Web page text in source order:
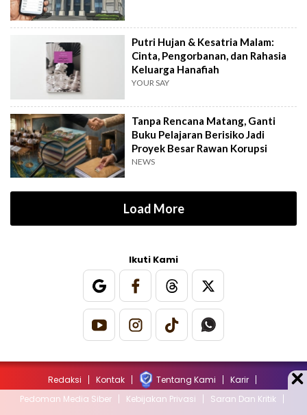
Putri Hujan & Kesatria Malam:
Cinta, Pengorbanan, dan Rahasia
Keluarga Hanafiah
YOUR SAY
Tanpa Rencana Matang, Ganti
Buku Pelajaran Berisiko Jadi
Proyek Besar Rawan Korupsi
NEWS
Load More
Ikuti Kami
Redaksi Kontak Tentang Kami
Karir
Pedoman Media Siber
Kebijakan Privasi
Saran Dan Kritik